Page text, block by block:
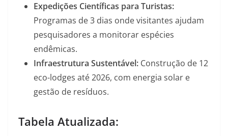
Expedições Científicas para Turistas:
Programas de 3 dias onde visitantes ajudam
pesquisadores a monitorar espécies
endêmicas.
Infraestrutura Sustentável: Construção de 12
eco-lodges até 2026, com energia solar e
gestão de resíduos.
Tabela Atualizada: